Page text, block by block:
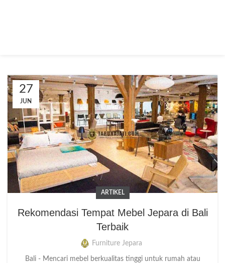
27
JUN
ARTIKEL
Rekomendasi Tempat Mebel Jepara di Bali
Terbaik
Furniture Jepara
Bali - Mencari mebel berkualitas tinggi untuk rumah atau